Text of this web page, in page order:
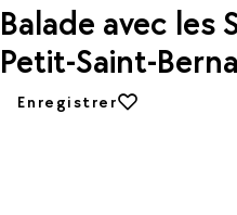
Balade avec les
Petit-Saint-
Enregistrer
aux favoris